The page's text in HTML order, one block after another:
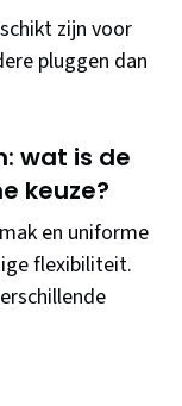
zijn voor
pluggen dan
wat is de
keuze?
en uniforme
flexibiliteit.